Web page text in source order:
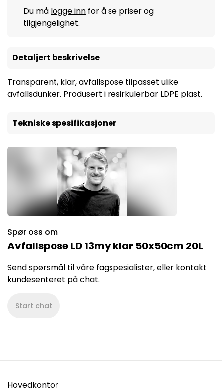
Du må logge inn for å se priser og
tilgjengelighet.
Detaljert beskrivelse
Transparent, klar, avfallspose tilpasset ulike
avfallsdunker. Produsert i resirkulerbar LDPE plast.
Tekniske spesifikasjoner
Spør oss om
Avfallspose LD 13my klar 50x50cm 20L
Send spørsmål til våre fagspesialister, eller kontakt
kundesenteret på chat.
Start chat
Hovedkontor